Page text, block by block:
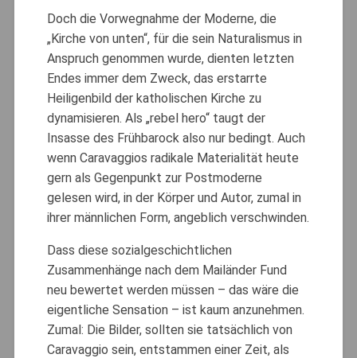
Doch die Vorwegnahme der Moderne, die
„Kirche von unten“, für die sein Naturalismus in
Anspruch genommen wurde, dienten letzten
Endes immer dem Zweck, das erstarrte
Heiligenbild der katholischen Kirche zu
dynamisieren. Als „rebel hero“ taugt der
Insasse des Frühbarock also nur bedingt. Auch
wenn Caravaggios radikale Materialität heute
gern als Gegenpunkt zur Postmoderne
gelesen wird, in der Körper und Autor, zumal in
ihrer männlichen Form, angeblich verschwinden.
Dass diese sozialgeschichtlichen
Zusammenhänge nach dem Mailänder Fund
neu bewertet werden müssen – das wäre die
eigentliche Sensation – ist kaum anzunehmen.
Zumal: Die Bilder, sollten sie tatsächlich von
Caravaggio sein, entstammen einer Zeit, als